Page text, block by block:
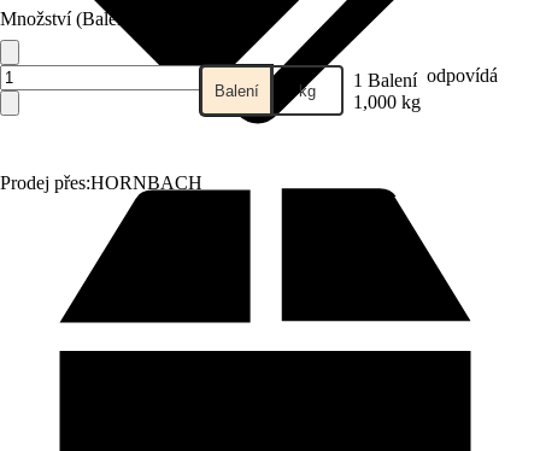
Prodej přes:HORNBACH
Množství (Balení)
Balení kg 1 Balení odpovídá
1,000 kg